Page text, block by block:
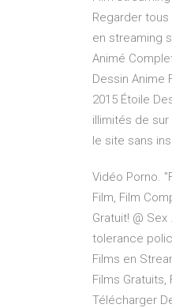
Regarder
en streaming
Animé
Dessin Anime
2015 Étoile
illimités de
le site sans
Vidéo Porno.
Film, Film
Gratuit! @
tolerance
Films en
Films Gratuits,
Télécharger